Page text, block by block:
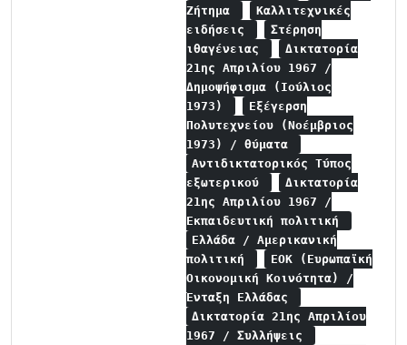
Ζήτημα
Καλλιτεχνικές
ειδήσεις
Στέρηση
ιθαγένειας
Δικτατορία
21ης Απριλίου 1967 /
Δημοψήφισμα (Ιούλιος
1973)
Εξέγερση
Πολυτεχνείου (Νοέμβριος
1973) / θύματα
Αντιδικτατορικός Τύπος
εξωτερικού
Δικτατορία
21ης Απριλίου 1967 /
Εκπαιδευτική πολιτική
Ελλάδα / Αμερικανική
πολιτική
ΕΟΚ (Ευρωπαϊκή
Οικονομική Κοινότητα) /
Ένταξη Ελλάδας
Δικτατορία 21ης Απριλίου
1967 / Συλλήψεις